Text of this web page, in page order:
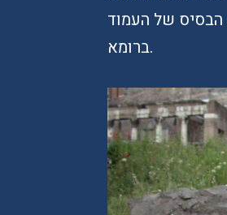
הבסיס של העמוד
ברומא.